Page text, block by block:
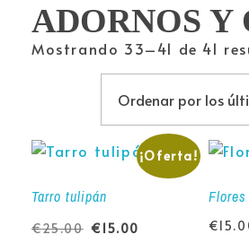
ADORNOS Y
Mostrando 33–41 de 41
¡Oferta!
Tarro tulipán
€25.00 € 15.00 €